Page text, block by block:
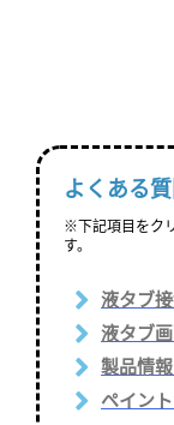
よくある
※下記項目をク
す。
液タブ
液タブ
製品情
ペイン